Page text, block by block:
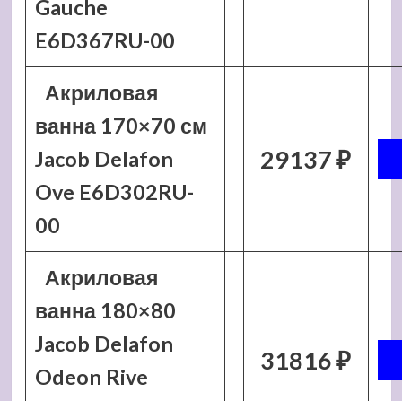
Gauche
E6D367RU-00
Акриловая
ванна 170×70 см
Jacob Delafon
Ove E6D302RU-
00
29137 ₽
Акриловая
ванна 180×80
Jacob Delafon
Odeon Rive
31816 ₽